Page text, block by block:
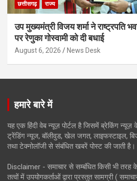
छत्तीसगढ़ राज्य
उप मुख्यमंत्री विजय शर्मा ने राष्ट्रपति
पर रेणुका गोस्वामी को दी बधाई
August 6, 2026 News Desk
हमारे बारे में
यह एक हिंदी वेब न्यूज़ पोर्टल है जिसमें ब्रेकिंग न्यूज़
ट्रेंडिंग न्यूज, बॉलीवुड, खेल जगत, लाइफस्टाइल,
तथा टेक्नोलॉजी से संबंधित खबरें पोस्ट की जाती है।
Disclaimer - समाचार से सम्बंधित किसी भी
तत्वों में उपयोगकर्ताओं द्वारा प्रस्तुत सामग्री (